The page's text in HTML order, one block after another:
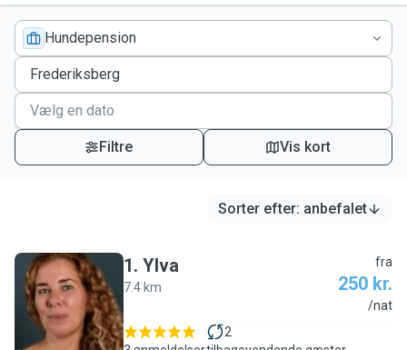
Hundepension
Filtre Vis kort
Sorter efter: anbefalet
Y
1. Ylva
7.4 km
fra
250 kr.
/nat
2